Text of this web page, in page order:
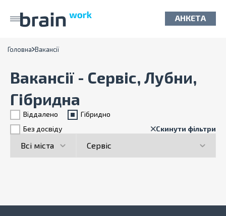
АНКЕТА
Головна Вакансії
Вакансії - Сервіс, Лубни,
Гібридна
Віддалено
Гiбридно
Без досвіду
Скинути фільтри